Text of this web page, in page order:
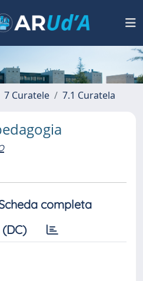
7 Curatele 7.1 Curatela
completa